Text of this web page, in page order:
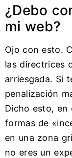
¿Debo
mi web?
Ojo con esto.
las directrices
arriesgada. Si
penalización
Dicho esto, en
formas de
en una zona
no eres un